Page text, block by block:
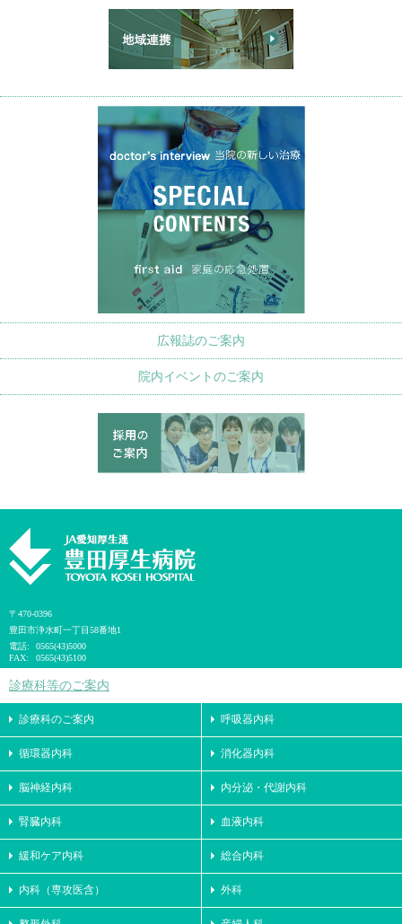
広報誌のご案内
院内イベントのご案内
〒470-0396
豊田市浄水町一丁目58番地1
電話:
0565(43)5000
FAX:
0565(43)5100
診療科等のご案内
診療科のご案内 呼吸器内科
循環器内科 消化器内科
脳神経内科 内分泌・代謝内科
腎臓内科 血液内科
緩和ケア内科 総合内科
内科（専攻医含） 外科